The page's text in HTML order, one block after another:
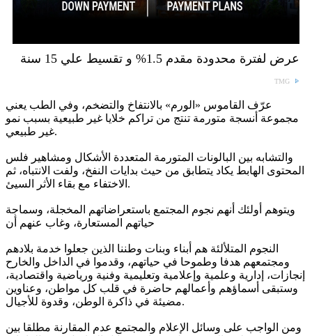
عرض لفترة محدودة مقدم 1.5% و تقسيط علي 15 سنة
TMG
عرّف القاموس «الورم» بالانتفاخ والتضخم، وفي الطب يعني
مجموعة أنسجة متورمة تنتج من تراكم خلايا غير طبيعية بسبب نمو
غير طبيعي.
والتشابه بين البالونات المتورمة المتعددة الأشكال ومشاهير فلس
المحتوى الهابط يكاد يتطابق من حيث بدايات النفخ، ولفت الانتباه، ثم
الاختفاء مع بقاء الأثر السيئ.
ويتوهم أولئك أنهم نجوم المجتمع باستعراضاتهم المخجلة، وسماجة
حياتهم المستعارة، وغاب عنهم أن
النجوم المتلألئة هم أبناء وبنات وطننا الذين جعلوا خدمة بلادهم
ومجتمعهم هدفا وطموحا في حياتهم، وقدموا في الداخل والخارح
إنجازات، إدارية وعلمية وإعلامية وتعليمية وفنية ورياضية واقتصادية،
وستبقى أسماؤهم وأعمالهم حاضرة في قلب كل مواطن، وعناوين
مضيئة في ذاكرة الوطن، وقدوة للأجيال.
ومن الواجب على وسائل الإعلام والمجتمع عدم المقارنة مطلقا بين